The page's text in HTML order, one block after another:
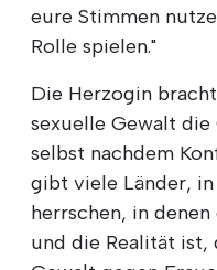
eure Stimmen
Rolle spielen."
Die Herzogin
sexuelle Gewalt
selbst nachdem
gibt viele Länder,
herrschen, in
und die Realität ist,